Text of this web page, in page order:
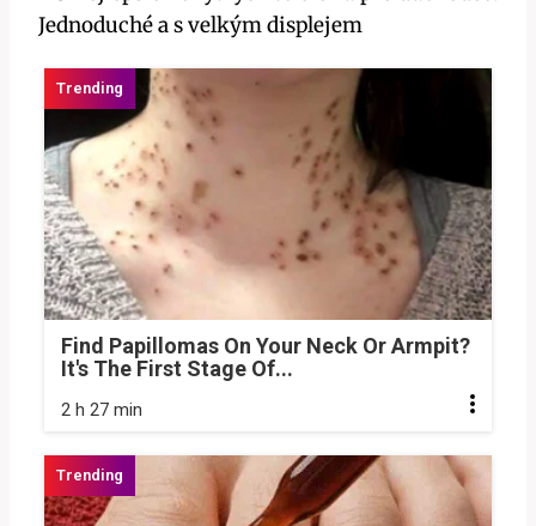
Find Papillomas On Your Neck Or Armpit?
It's The First Stage Of...
2 h 27 min